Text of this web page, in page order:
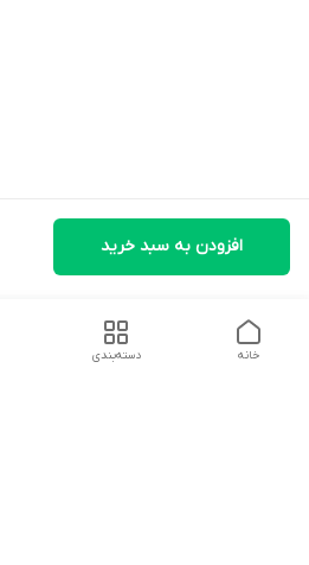
افزودن به سبد خرید
دسته‌بندی خانه